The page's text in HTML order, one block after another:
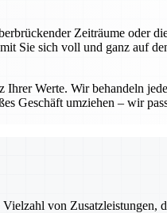
Zeiträume oder
Sie sich voll und ganz auf
Werte. Wir behandeln
Geschäft umziehen – wir
von Zusatzleistungen,